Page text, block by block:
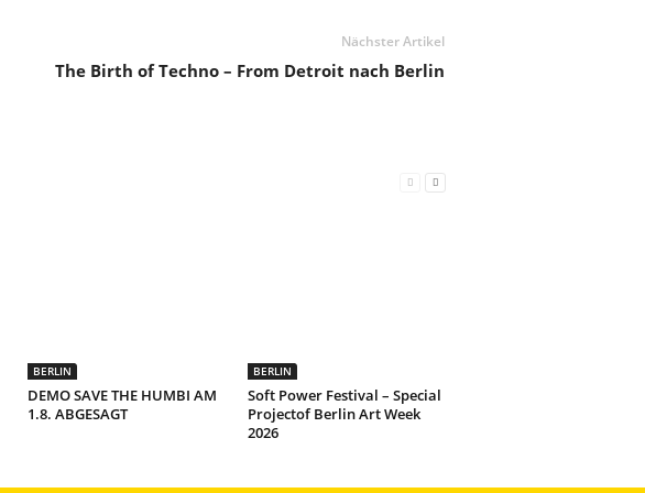
Nächster Artikel
The Birth of Techno – From Detroit nach Berlin
BERLIN
DEMO SAVE THE HUMBI AM
1.8. ABGESAGT
BERLIN
Soft Power Festival – Special
Projectof Berlin Art Week
2026